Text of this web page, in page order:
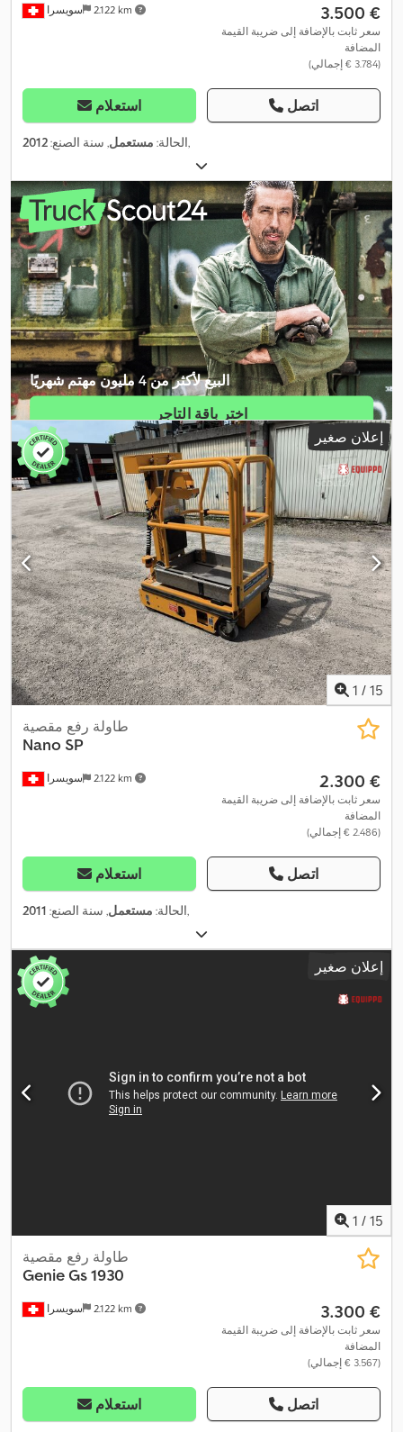
سويسرا 2.122 km ‏3.500 €
سعر ثابت بالإضافة إلى ضريبة القيمة
المضافة
(‏3.784 € إجمالي)
استعلام اتصل
الحالة: مستعمل, سنة الصنع:2012 ,
البيع لأكثر من 4 مليون مهتم شهريًا
اختر باقة التاجر
إنشاء إعلان فردي
إعلان صغير
1 / 15
سويسرا 2.122 km
طاولة رفع مقصية
Nano SP
‏2.300 €
سعر ثابت بالإضافة إلى ضريبة القيمة
المضافة
(‏2.486 € إجمالي)
استعلام اتصل
الحالة: مستعمل, سنة الصنع: 2011 ,
إعلان صغير
1 / 15
سويسرا 2.122 km
طاولة رفع مقصية
GenieGs 1930
‏3.300 €
سعر ثابت بالإضافة إلى ضريبة القيمة
المضافة
(‏3.567 € إجمالي)
استعلام اتصل